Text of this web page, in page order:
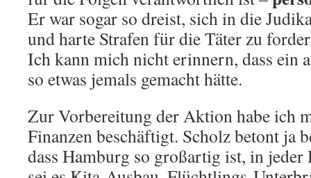
Er war sogar so dreist, sich in die
und harte Strafen für die Täter zu
Ich kann mich nicht erinnern, dass ein
so etwas jemals gemacht hätte.
Zur Vorbereitung der Aktion habe ich
Finanzen beschäftigt. Scholz betont ja
dass Hamburg so großartig ist, in